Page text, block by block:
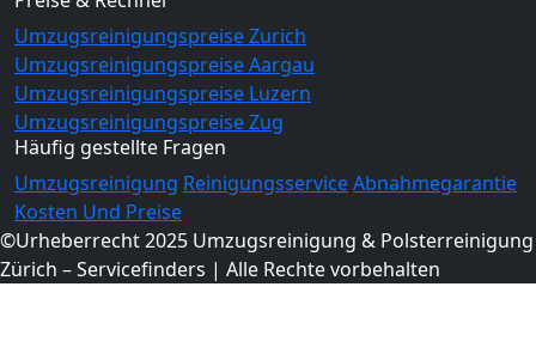
Umzugsreinigungspreise Zurich
Umzugsreinigungspreise Aargau
Umzugsreinigungspreise Luzern
Umzugsreinigungspreise Zug
Häufig gestellte Fragen
Umzugsreinigung ReinigungsserviceAbnahmegarantie
Kosten Und Preise
©Urheberrecht 2025 Umzugsreinigung & Polsterreinigung
Zürich – Servicefinders | Alle Rechte vorbehalten